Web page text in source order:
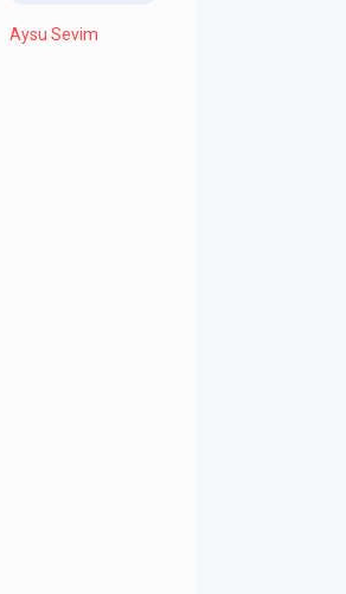
Aysu Sevim